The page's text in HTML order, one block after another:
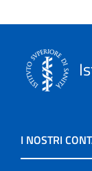
I NOSTRI